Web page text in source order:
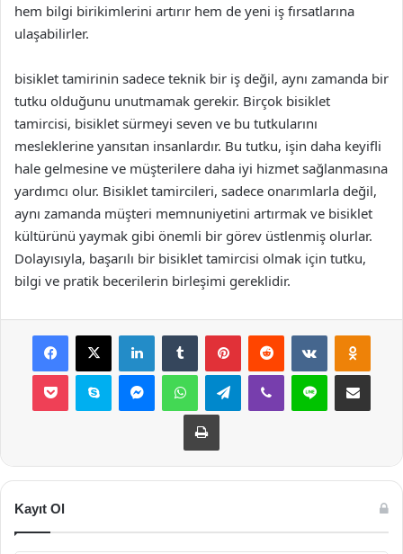
hem bilgi birikimlerini artırır hem de yeni iş fırsatlarına
ulaşabilirler.
bisiklet tamirinin sadece teknik bir iş değil, aynı zamanda bir
tutku olduğunu unutmamak gerekir. Birçok bisiklet
tamircisi, bisiklet sürmeyi seven ve bu tutkularını
mesleklerine yansıtan insanlardır. Bu tutku, işin daha keyifli
hale gelmesine ve müşterilere daha iyi hizmet sağlanmasına
yardımcı olur. Bisiklet tamircileri, sadece onarımlarla değil,
aynı zamanda müşteri memnuniyetini artırmak ve bisiklet
kültürünü yaymak gibi önemli bir görev üstlenmiş olurlar.
Dolayısıyla, başarılı bir bisiklet tamircisi olmak için tutku,
bilgi ve pratik becerilerin birleşimi gereklidir.
Facebook
X LinkedInTumblr PinterestReddit VKontakte
Pocket Skype MessengerWhatsAppTelegramViber Line E-Posta ile
Yazdır
Kayıt Ol